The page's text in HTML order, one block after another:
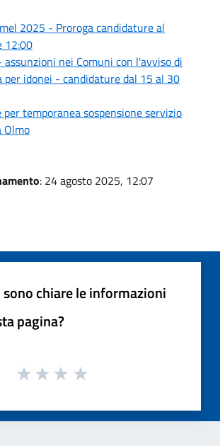
2025 - Proroga candidature al
12:00
assunzioni nei Comuni con l'avviso di
per idonei - candidature dal 15 al 30
per temporanea sospensione servizio
Olmo
: 24 agosto 2025, 12:07
sono chiare le informazioni
pagina?